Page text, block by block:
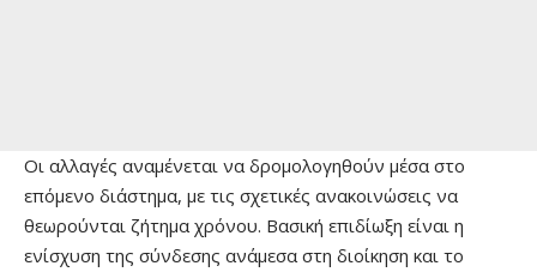
Οι αλλαγές αναμένεται να δρομολογηθούν μέσα στο
επόμενο διάστημα, με τις σχετικές ανακοινώσεις να
θεωρούνται ζήτημα χρόνου. Βασική επιδίωξη είναι η
ενίσχυση της σύνδεσης ανάμεσα στη διοίκηση και το